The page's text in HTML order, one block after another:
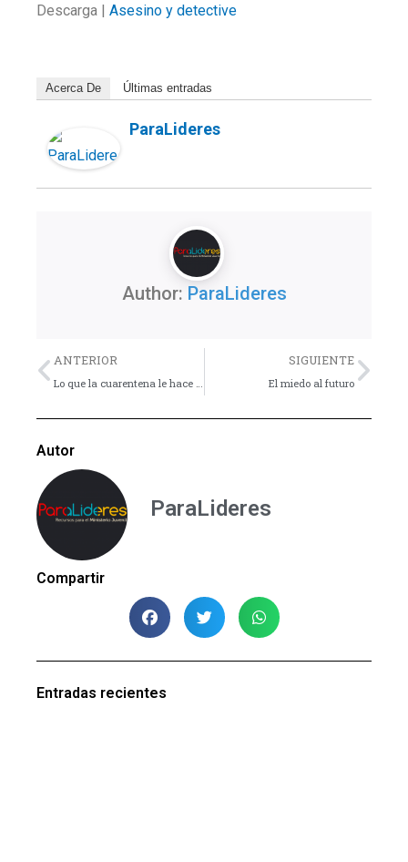
Descarga | Asesino y detective
Acerca De Últimas entradas
ParaLideres
Author: ParaLideres
Previo
ANTERIOR SIGUIENTE
El miedo al futuro
Autor
ParaLideres
Compartir
Entradas recientes